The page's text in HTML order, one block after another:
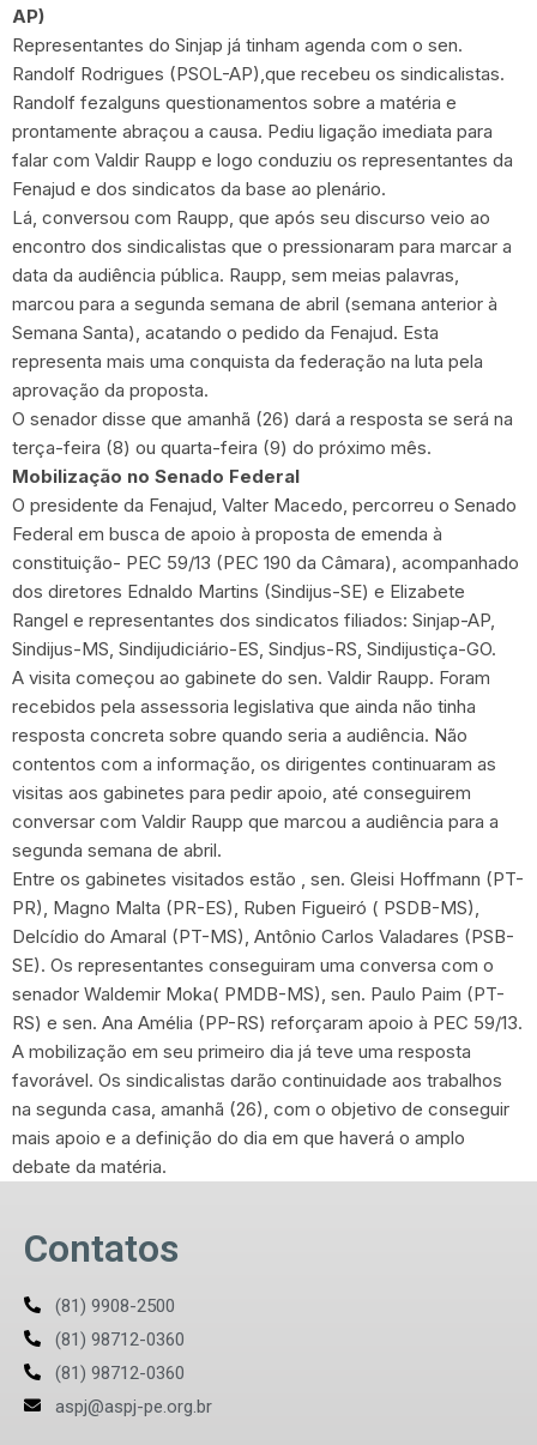
AP)
Representantes do Sinjap já tinham agenda com o sen.
Randolf Rodrigues (PSOL-AP),que recebeu os sindicalistas.
Randolf fezalguns questionamentos sobre a matéria e
prontamente abraçou a causa. Pediu ligação imediata para
falar com Valdir Raupp e logo conduziu os representantes da
Fenajud e dos sindicatos da base ao plenário.
Lá, conversou com Raupp, que após seu discurso veio ao
encontro dos sindicalistas que o pressionaram para marcar a
data da audiência pública. Raupp, sem meias palavras,
marcou para a segunda semana de abril (semana anterior à
Semana Santa), acatando o pedido da Fenajud. Esta
representa mais uma conquista da federação na luta pela
aprovação da proposta.
O senador disse que amanhã (26) dará a resposta se será na
terça-feira (8) ou quarta-feira (9) do próximo mês.
Mobilização no Senado Federal
O presidente da Fenajud, Valter Macedo, percorreu o Senado
Federal em busca de apoio à proposta de emenda à
constituição- PEC 59/13 (PEC 190 da Câmara), acompanhado
dos diretores Ednaldo Martins (Sindijus-SE) e Elizabete
Rangel e representantes dos sindicatos filiados: Sinjap-AP,
Sindijus-MS, Sindijudiciário-ES, Sindjus-RS, Sindijustiça-GO.
A visita começou ao gabinete do sen. Valdir Raupp. Foram
recebidos pela assessoria legislativa que ainda não tinha
resposta concreta sobre quando seria a audiência. Não
contentos com a informação, os dirigentes continuaram as
visitas aos gabinetes para pedir apoio, até conseguirem
conversar com Valdir Raupp que marcou a audiência para a
segunda semana de abril.
Entre os gabinetes visitados estão , sen. Gleisi Hoffmann (PT-
PR), Magno Malta (PR-ES), Ruben Figueiró ( PSDB-MS),
Delcídio do Amaral (PT-MS), Antônio Carlos Valadares (PSB-
SE). Os representantes conseguiram uma conversa com o
senador Waldemir Moka( PMDB-MS), sen. Paulo Paim (PT-
RS) e sen. Ana Amélia (PP-RS) reforçaram apoio à PEC 59/13.
A mobilização em seu primeiro dia já teve uma resposta
favorável. Os sindicalistas darão continuidade aos trabalhos
na segunda casa, amanhã (26), com o objetivo de conseguir
mais apoio e a definição do dia em que haverá o amplo
debate da matéria.
Contatos
(81) 9908-2500
(81) 98712-0360
(81) 98712-0360
aspj@aspj-pe.org.br